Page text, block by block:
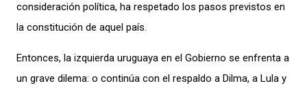
consideración política, ha respetado los pasos previstos en
la constitución de aquel país.
Entonces, la izquierda uruguaya en el Gobierno se enfrenta a
un grave dilema: o continúa con el respaldo a Dilma, a Lula y